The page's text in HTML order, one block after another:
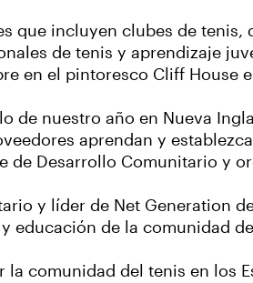
que incluyen clubes de
de tenis y aprendizaje
en el pintoresco Cliff House
de nuestro año en Nueva
aprendan y
de Desarrollo Comunitario y
y líder de Net Generation
educación de la comunidad
la comunidad del tenis en los